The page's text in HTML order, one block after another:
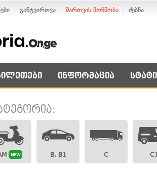
განტვირთვა მართვის მოწმობა ძებნა
ინფორმაცია
NEW B, B1 C